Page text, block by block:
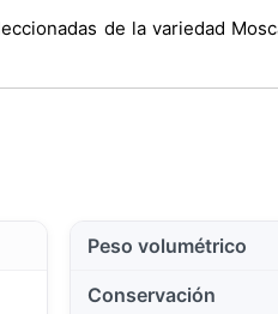
de la variedad
Peso volumétrico
Conservación